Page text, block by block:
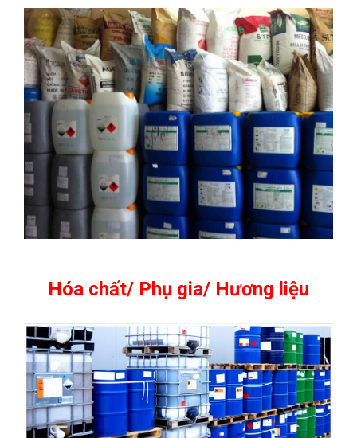
Hóa chất/ Phụ gia/ Hương liệu